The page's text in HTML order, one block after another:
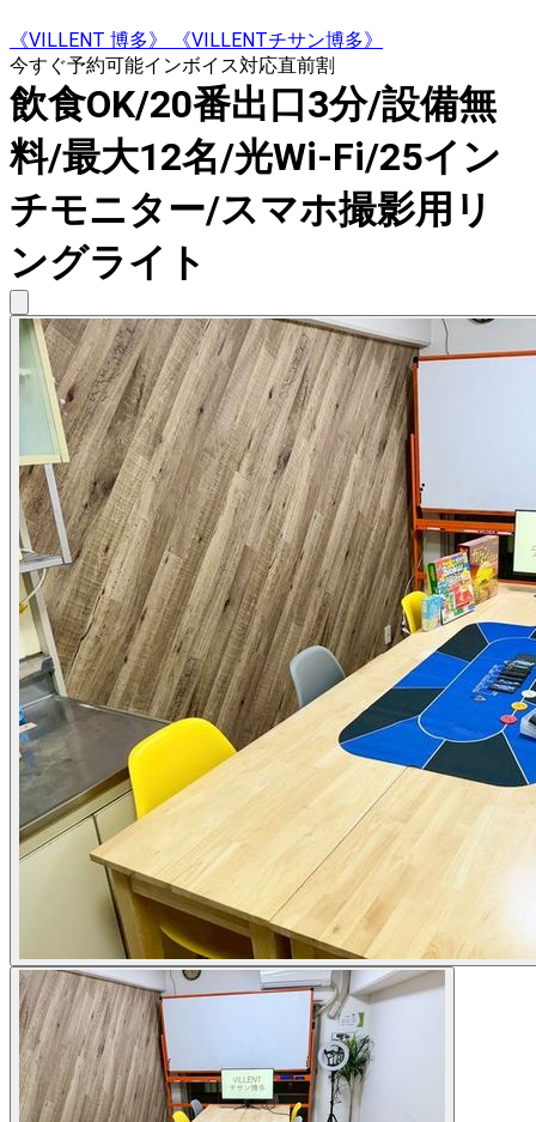
《VILLENT 博多》 《VILLENTチサン博多》
今すぐ予約可能インボイス対応直前割
飲食OK/20番出口3分/設備無
料/最大12名/光Wi-Fi/25イン
チモニター/スマホ撮影用リ
ングライト